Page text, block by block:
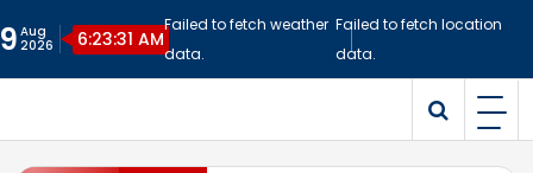
to
9 Aug
2026
6:23:31 AM
Failed to fetch weather
data.
Failed to fetch location
data.